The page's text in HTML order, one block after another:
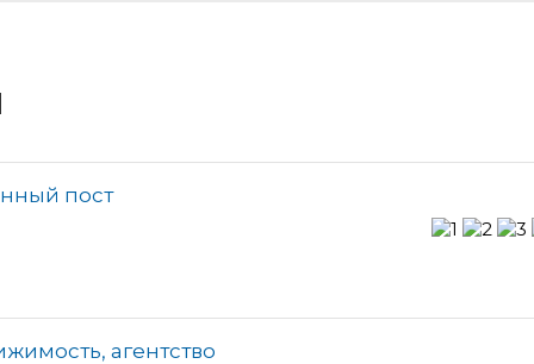
пост
агентство